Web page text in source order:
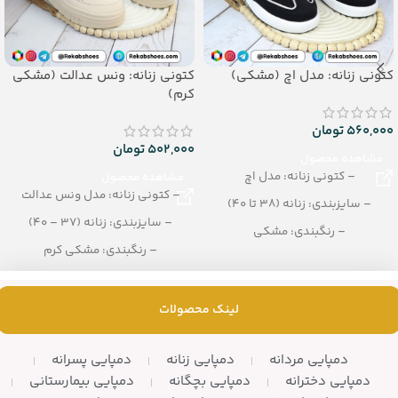
کتونی زنانه: مدل اچ (مشکی)
560,000تومان
– کتونی زنانه: مدل اچ
– سایزبندی: زنانه (38 تا 40)
– رنگبندی: مشکی
کتونی زنانه: ونس عدالت (مشکی
کرم)
502,000تومان
– کتونی زنانه: مدل ونس عدالت
– سایزبندی: زنانه (37 – 40)
– رنگبندی: مشکی کرم
لینک محصولات
دمپایی مردانه دمپایی زنانه
دمپایی پسرانه
دمپایی دخترانه
دمپایی بچگانه
دمپایی بیمارستانی